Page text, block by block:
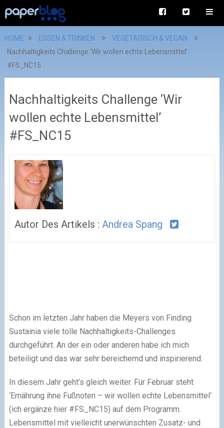
HOME ESSEN & TRINKEN
VEGETARISCH & VEGAN
Nachhaltigkeits Challenge ‘Wir wollen echte Lebensmittel’
#FS_NC15
Nachhaltigkeits Challenge ‘Wir
wollen echte Lebensmittel’
#FS_NC15
Autor Des Artikels : Andrea Spang
Schon im letzten Jahr haben die Meyers von Finding
Sustainia viele tolle Nachhaltigkeits-Challenges
durchgeführt. An der ein oder anderen habe ich mich
beteiligt und das war sehr bereichernd und inspirierend.
In diesem Jahr geht’s gleich weiter. Für Februar steht
‘Ernährung ihne Fußnoten – wir wollen echte Lebensmittel‘
(ich ergänze hier #FS_NC15) auf dem Programm.
Lebensmittel mit vielleicht unerwünschten Zusatz- und